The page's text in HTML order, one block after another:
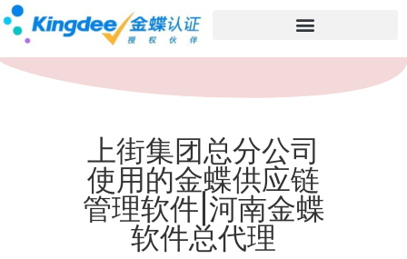
上街集团总分公司
使用的金蝶供应链
管理软件|河南金蝶
软件总代理